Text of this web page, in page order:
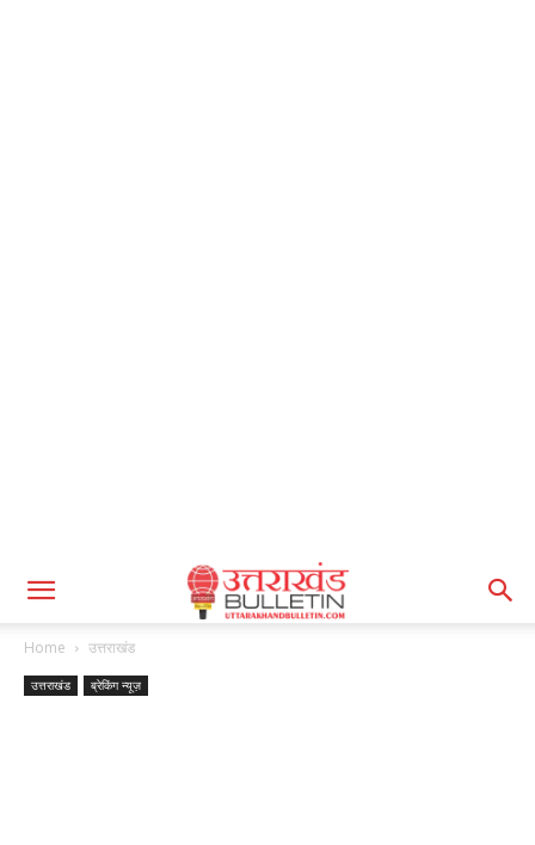
Home उत्तराखंड
उत्तराखंड ब्रेकिंग न्यूज़